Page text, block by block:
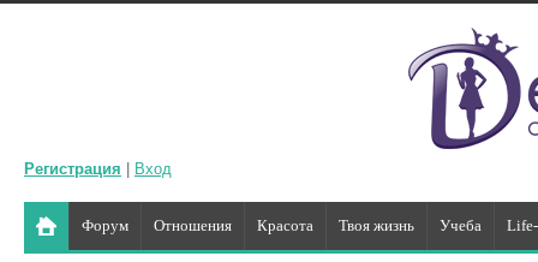
Регистрация Вход
Форум Отношения Красота Твоя жизнь Учеба